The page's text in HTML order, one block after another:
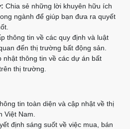
Chia sẻ những lời khuyên hữu ích
ngành để giúp bạn đưa ra quyết
thông tin về các quy định và luật
đến thị trường bất động sản.
nhật thông tin về các dự án bất
thị trường.
tin toàn diện và cập nhật về thị
Việt Nam.
định sáng suốt về việc mua, bán